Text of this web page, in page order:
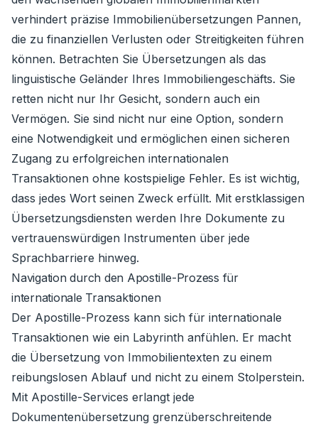
verhindert präzise Immobilienübersetzungen Pannen,
die zu finanziellen Verlusten oder Streitigkeiten führen
können. Betrachten Sie Übersetzungen als das
linguistische Geländer Ihres Immobiliengeschäfts. Sie
retten nicht nur Ihr Gesicht, sondern auch ein
Vermögen. Sie sind nicht nur eine Option, sondern
eine Notwendigkeit und ermöglichen einen sicheren
Zugang zu erfolgreichen internationalen
Transaktionen ohne kostspielige Fehler. Es ist wichtig,
dass jedes Wort seinen Zweck erfüllt. Mit erstklassigen
Übersetzungsdiensten werden Ihre Dokumente zu
vertrauenswürdigen Instrumenten über jede
Sprachbarriere hinweg.
Navigation durch den Apostille-Prozess für
internationale Transaktionen
Der Apostille-Prozess kann sich für internationale
Transaktionen wie ein Labyrinth anfühlen. Er macht
die Übersetzung von Immobilientexten zu einem
reibungslosen Ablauf und nicht zu einem Stolperstein.
Mit Apostille-Services erlangt jede
Dokumentenübersetzung grenzüberschreitende